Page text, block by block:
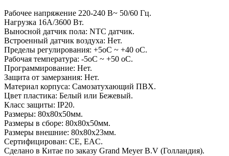
Рабочее напряжение 220-240 В~ 50/60 Гц.
Нагрузка 16А/3600 Вт.
Выносной датчик пола: NTC датчик.
Встроенный датчик воздуха: Нет.
Пределы регулирования: +5оС ~ +40 оС.
Рабочая температура: -5оС ~ +50 оС.
Программирование: Нет.
Защита от замерзания: Нет.
Материал корпуса: Самозатухающий ПВХ.
Цвет пластика: Белый или Бежевый.
Класс защиты: IP20.
Размеры: 80х80х50мм.
Размеры в сборе: 80х80х50мм.
Размеры внешние: 80х80х23мм.
Сертифицирован: CE, EAC.
Сделано в Китае по заказу Grand Meyer B.V (Голландия).